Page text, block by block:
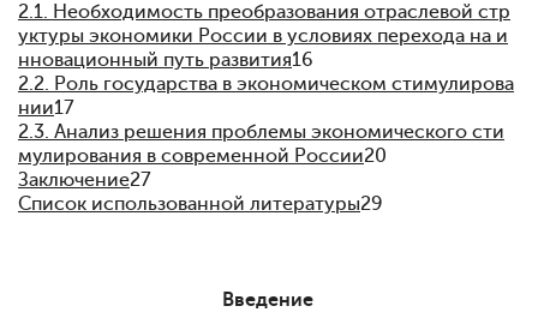
2.1. Необходимость преобразования отраслевой стр
уктуры экономики России в условиях перехода на и
нновационный путь развития16
2.2. Роль государства в экономическом стимулирова
нии17
2.3. Анализ решения проблемы экономического сти
мулирования в современной России20
Заключение27
Список использованной литературы29
Введение